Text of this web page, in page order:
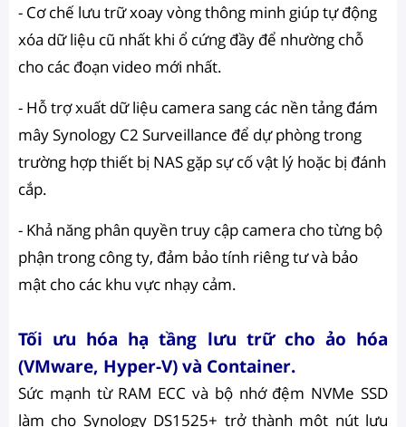
- Cơ chế lưu trữ xoay vòng thông minh giúp tự động
xóa dữ liệu cũ nhất khi ổ cứng đầy để nhường chỗ
cho các đoạn video mới nhất.
- Hỗ trợ xuất dữ liệu camera sang các nền tảng đám
mây Synology C2 Surveillance để dự phòng trong
trường hợp thiết bị NAS gặp sự cố vật lý hoặc bị đánh
cắp.
- Khả năng phân quyền truy cập camera cho từng bộ
phận trong công ty, đảm bảo tính riêng tư và bảo
mật cho các khu vực nhạy cảm.
Tối ưu hóa hạ tầng lưu trữ cho ảo hóa
(VMware, Hyper-V) và Container.
Sức mạnh từ RAM ECC và bộ nhớ đệm NVMe SSD
làm cho Synology DS1525+ trở thành một nút lưu